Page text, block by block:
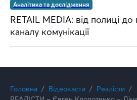
Аналітика та дослідження
RETAIL MEDIA: від полиці
каналу комунікації
Головна Відеокасти
Реалісти